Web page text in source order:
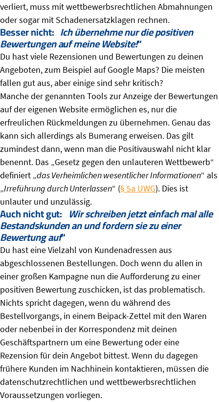
verliert, muss mit wettbewerbsrechtlichen Abmahnungen
oder sogar mit Schadenersatzklagen rechnen.
Besser nicht: „Ich übernehme nur die positiven
Bewertungen auf meine Website!“
Du hast viele Rezensionen und Bewertungen zu deinen
Angeboten, zum Beispiel auf Google Maps? Die meisten
fallen gut aus, aber einige sind sehr kritisch?
Manche der genannten Tools zur Anzeige der Bewertungen
auf der eigenen Website ermöglichen es, nur die
erfreulichen Rückmeldungen zu übernehmen. Genau das
kann sich allerdings als Bumerang erweisen. Das gilt
zumindest dann, wenn man die Positivauswahl nicht klar
benennt. Das „Gesetz gegen den unlauteren Wettbewerb“
definiert „das Verheimlichen wesentlicher Informationen“ als
„Irreführung durch Unterlassen“ (§ 5a UWG). Dies ist
unlauter und unzulässig.
Auch nicht gut: „Wir schreiben jetzt einfach mal alle
Bestandskunden an und fordern sie zu einer
Bewertung auf“
Du hast eine Vielzahl von Kundenadressen aus
abgeschlossenen Bestellungen. Doch wenn du allen in
einer großen Kampagne nun die Aufforderung zu einer
positiven Bewertung zuschicken, ist das problematisch.
Nichts spricht dagegen, wenn du während des
Bestellvorgangs, in einem Beipack-Zettel mit den Waren
oder nebenbei in der Korrespondenz mit deinen
Geschäftspartnern um eine Bewertung oder eine
Rezension für dein Angebot bittest. Wenn du dagegen
frühere Kunden im Nachhinein kontaktieren, müssen die
datenschutzrechtlichen und wettbewerbsrechtlichen
Voraussetzungen vorliegen.